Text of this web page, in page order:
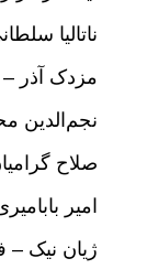
ناتالیا
مزدک آذر
نجم‌‌الدین
صلاح
امیر
ژیان نیک